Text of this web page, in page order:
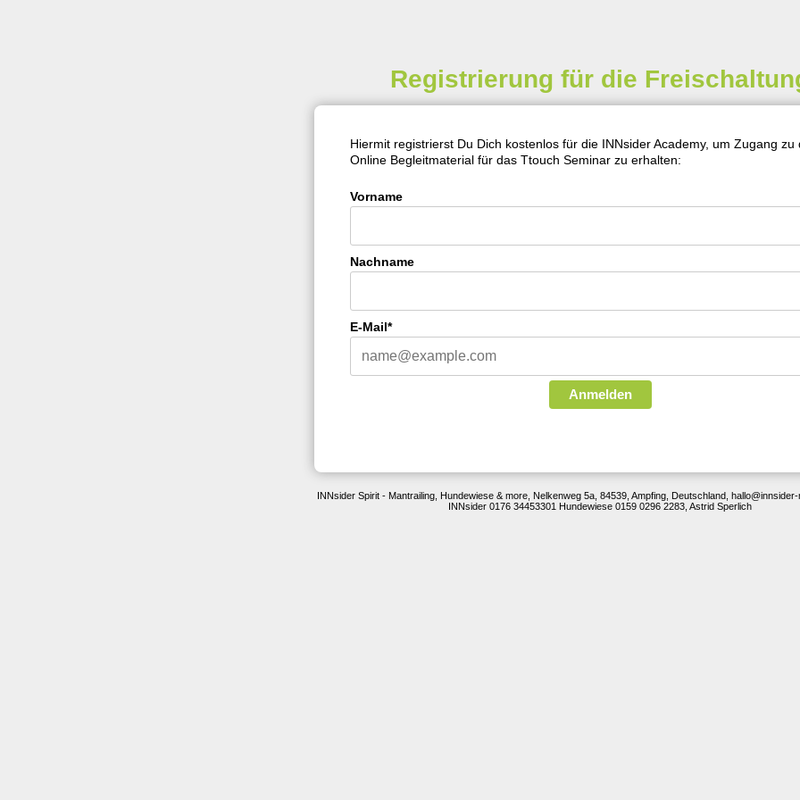
Registrierung für die
Hiermit registrierst Du Dich kostenlos für die INNsider Academy, um Zugang zu
Online Begleitmaterial für das Ttouch Seminar zu erhalten:
Vorname
Nachname
E-Mail*
Anmelden
INNsider Spirit - Mantrailing, Hundewiese & more, Nelkenweg 5a, 84539, Ampfing, Deutschland,
INNsider 0176 34453301 Hundewiese 0159 0296 2283, Astrid Sperlich